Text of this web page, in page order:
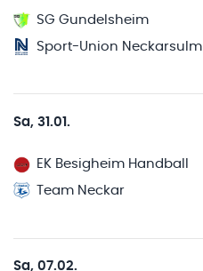
SG Gundelsheim
Sport-Union Neckarsulm
Sa, 31.01.
EK Besigheim Handball
Team Neckar
Sa, 07.02.